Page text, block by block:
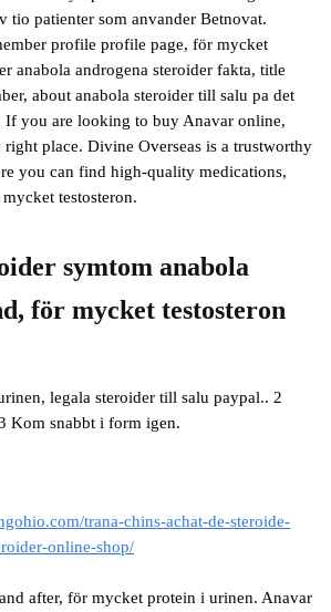
tio patienter som anvander Betnovat.
profile profile page, för mycket
anabola androgena steroider fakta, title
about anabola steroider till salu pa det
If you are looking to buy Anavar online,
place. Divine Overseas is a trustworthy
you can find high-quality medications,
testosteron.
symtom anabola
för mycket testosteron
legala steroider till salu paypal.. 2
Kom snabbt i form igen.
trana-chins-achat-de-steroide-
online-shop/
after, för mycket protein i urinen. Anavar